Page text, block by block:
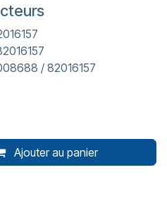
/ 82016157
Ajouter au panier